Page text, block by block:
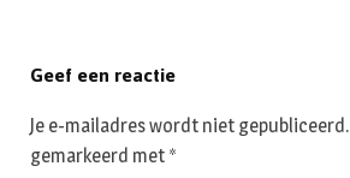
Geef een reactie
Je e-mailadres wordt niet gepubliceerd.
gemarkeerd met *